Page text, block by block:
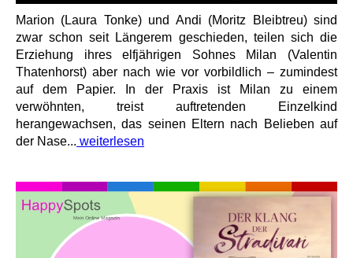
Marion (Laura Tonke) und Andi (Moritz Bleibtreu) sind
zwar schon seit Längerem geschieden, teilen sich die
Erziehung ihres elfjährigen Sohnes Milan (Valentin
Thatenhorst) aber nach wie vor vorbildlich – zumindest
auf dem Papier. In der Praxis ist Milan zu einem
verwöhnten, treist auftretenden Einzelkind
herangewachsen, das seinen Eltern nach Belieben auf
der Nase... weiterlesen